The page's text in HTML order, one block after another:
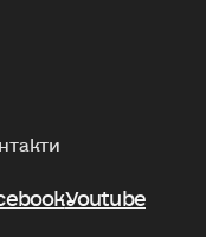
Youtube